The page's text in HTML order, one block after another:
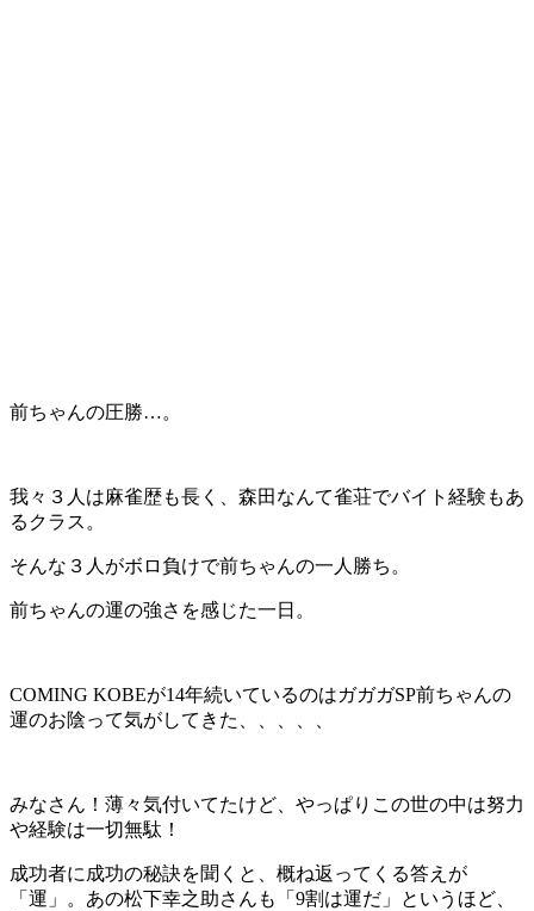
前ちゃんの圧勝…。
我々３人は麻雀歴も長く、森田なんて雀荘でバイト経験もあ
るクラス。
そんな３人がボロ負けで前ちゃんの一人勝ち。
前ちゃんの運の強さを感じた一日。
COMING KOBEが14年続いているのはガガガSP前ちゃんの
運のお陰って気がしてきた、、、、、
みなさん！薄々気付いてたけど、やっぱりこの世の中は努力
や経験は一切無駄！
成功者に成功の秘訣を聞くと、概ね返ってくる答えが
「運」。あの松下幸之助さんも「9割は運だ」というほど、